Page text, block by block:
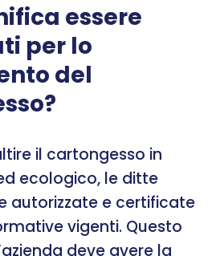
essere
per lo
del
il cartongesso in
ecologico, le ditte
autorizzate e certificate
vigenti. Questo
deve avere la